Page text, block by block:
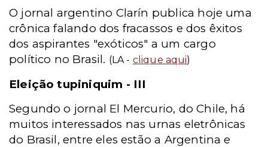
O jornal argentino Clarín publica hoje uma
crônica falando dos fracassos e dos êxitos
dos aspirantes "exóticos" a um cargo
político no Brasil. (LA - clique aqui)
Eleição tupiniquim - III
Segundo o jornal El Mercurio, do Chile, há
muitos interessados nas urnas eletrônicas
do Brasil, entre eles estão a Argentina e